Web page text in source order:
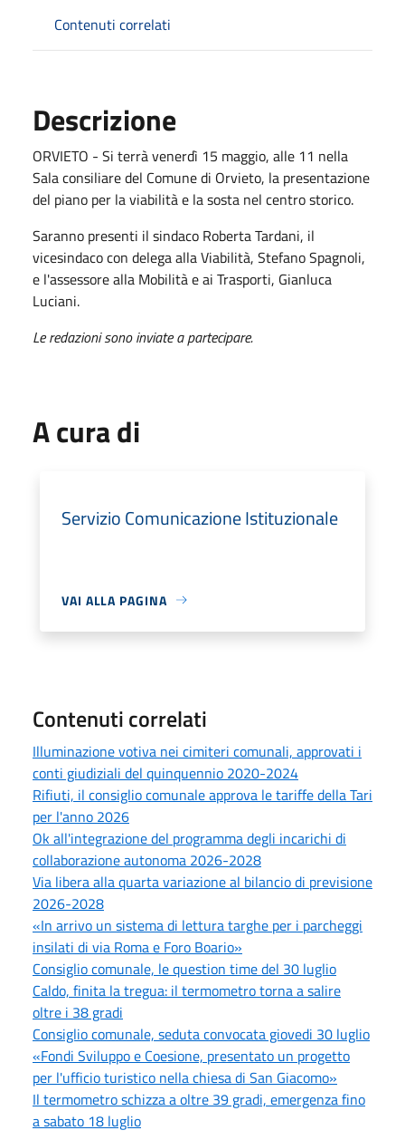
Contenuti correlati
Descrizione
ORVIETO - Si terrà venerdì 15 maggio, alle 11 nella
Sala consiliare del Comune di Orvieto, la presentazione
del piano per la viabilità e la sosta nel centro storico.
Saranno presenti il sindaco Roberta Tardani, il
vicesindaco con delega alla Viabilità, Stefano Spagnoli,
e l'assessore alla Mobilità e ai Trasporti, Gianluca
Luciani.
Le redazioni sono inviate a partecipare.
A cura di
Servizio Comunicazione Istituzionale
VAI ALLA PAGINA
Contenuti correlati
Illuminazione votiva nei cimiteri comunali, approvati i
conti giudiziali del quinquennio 2020-2024
Rifiuti, il consiglio comunale approva le tariffe della Tari
per l'anno 2026
Ok all'integrazione del programma degli incarichi di
collaborazione autonoma 2026-2028
Via libera alla quarta variazione al bilancio di previsione
2026-2028
«In arrivo un sistema di lettura targhe per i parcheggi
insilati di via Roma e Foro Boario»
Consiglio comunale, le question time del 30 luglio
Caldo, finita la tregua: il termometro torna a salire
oltre i 38 gradi
Consiglio comunale, seduta convocata giovedi 30 luglio
«Fondi Sviluppo e Coesione, presentato un progetto
per l'ufficio turistico nella chiesa di San Giacomo»
Il termometro schizza a oltre 39 gradi, emergenza fino
a sabato 18 luglio